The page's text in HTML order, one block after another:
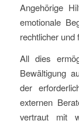
Angehörige
emotionale
rechtlicher und
All dies
Bewältigung
der
externen
vertraut mit